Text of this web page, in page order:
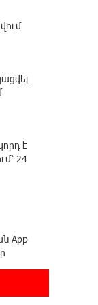
է
24
App